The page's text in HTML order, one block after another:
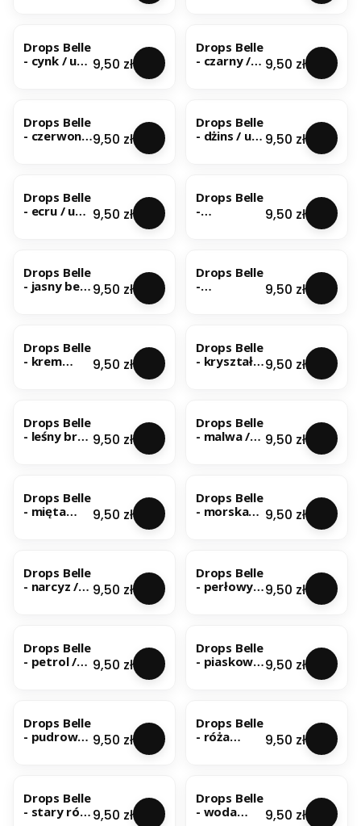
Drops Belle
- cynk / uni Cena
9,50 zł
Drops Belle
- czarny /
Cena
9,50 zł
Drops Belle
- czerwony Cena
9,50 zł
Drops Belle
- dżins / uni Cena
9,50 zł
Drops Belle
- ecru / uni Cena
9,50 zł
Drops Belle
-
Cena
9,50 zł
Drops Belle
- jasny beż Cena
9,50 zł
Drops Belle
-
Cena
9,50 zł
Drops Belle
- krem
Cena
9,50 zł
Drops Belle
- kryształ
Cena
9,50 zł
Drops Belle
- leśny brąz Cena
9,50 zł
Drops Belle
- malwa /
Cena
9,50 zł
Drops Belle
- mięta
Cena
9,50 zł
Drops Belle
- morska
Cena
9,50 zł
Drops Belle
- narcyz /
Cena
9,50 zł
Drops Belle
- perłowy / Cena
9,50 zł
Drops Belle
- petrol /
Cena
9,50 zł
Drops Belle
- piaskowy Cena
9,50 zł
Drops Belle
- pudrowy Cena
9,50 zł
Drops Belle
- róża
Cena
9,50 zł
Drops Belle
- stary róż Cena
9,50 zł
Drops Belle
- woda
Cena
9,50 zł